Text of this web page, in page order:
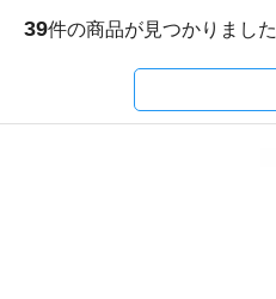
39件の商品が見つかりました